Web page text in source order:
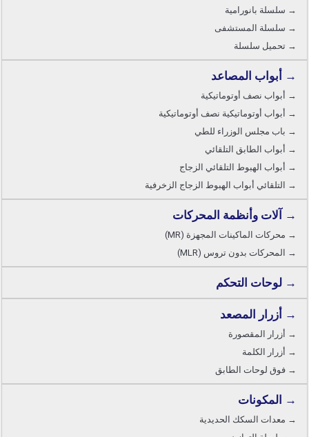
→ سلسلة بانورامية
→ سلسلة المستشفى
→ تحميل سلسلة
→ أبواب المصاعد
→ أبواب نصف أوتوماتيكية
→ أبواب أوتوماتيكية نصف أوتوماتيكية
→ باب مجلس الوزراء للطي
→ أبواب الطابق التلقائي
→ أبواب الهبوط التلقائي الزجاج
→ التلقائي أبواب الهبوط الزجاج الزخرفية
→ آلات وأنظمة المحركات
→ محركات الماكينات المجهزة (MR)
→ المحركات بدون تروس (MLR)
→ لوحات التحكم
→ أزرار المصعد
→ أزرار المقصورة
→ أزرار الكلمة
→ فوق لوحات الطابق
→ المكونات
→ معدات السكك الحديدية